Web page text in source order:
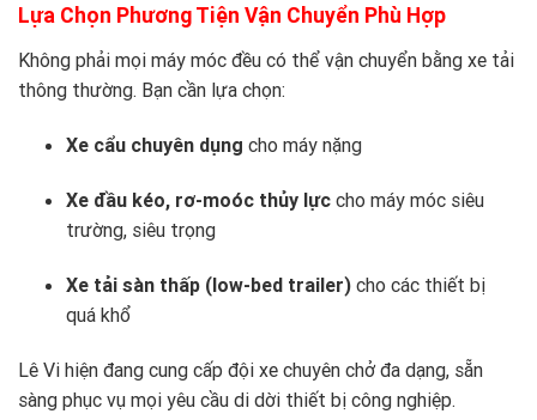
Lựa Chọn Phương Tiện Vận Chuyển Phù Hợp
Không phải mọi máy móc đều có thể vận chuyển bằng xe tải
thông thường. Bạn cần lựa chọn:
Xe cẩu chuyên dụng cho máy nặng
Xe đầu kéo, rơ-moóc thủy lực cho máy móc siêu
trường, siêu trọng
Xe tải sàn thấp (low-bed trailer) cho các thiết bị
quá khổ
Lê Vi hiện đang cung cấp đội xe chuyên chở đa dạng, sẵn
sàng phục vụ mọi yêu cầu di dời thiết bị công nghiệp.